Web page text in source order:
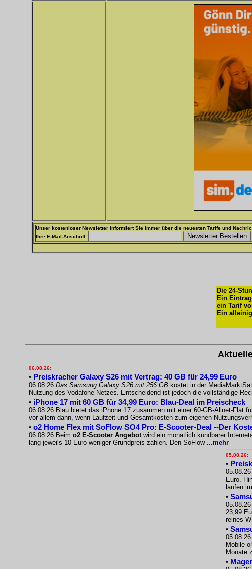
Unser kostenloser Newsletter informiert Sie immer über die neuesten Tarife und
Ihre E-Mail-Anschrift:
Die 24-
Ein
ein Tarif
Ein
06.08.26:
• Preiskracher Galaxy S26 mit Vertrag: 40 GB für 24,99 Euro
06.08.26 Das Samsung Galaxy S26 mit 256 GB kostet in der
Nutzung des Vodafone-Netzes. Entscheidend ist jedoch die vollständige
• iPhone 17 mit 60 GB für 34,99 Euro: Blau-Deal im Preischeck
06.08.26 Blau bietet das iPhone 17 zusammen mit einer 60-GB-Allnet-Flat
vor allem dann, wenn Laufzeit und Gesamtkosten zum eigenen
• o2 Home Flex mit SoFlow SO4 Pro: E-Scooter-Deal --Der
06.08.26 Beim o2 E-Scooter Angebotwird ein monatlich kündbarer
lang jeweils 10 Euro weniger Grundpreis zahlen. Den SoFlow ...mehr
05.08.26:
•
Euro.
laufen
•
05.08.26
23,99
reines
•
Mobile
Monate
•